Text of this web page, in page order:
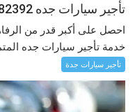
تأجير سيارات جده 0020540682392
احصل على أكبر قدر من
خدمة تأجير سيارات جده
تأجير سيارات جدة